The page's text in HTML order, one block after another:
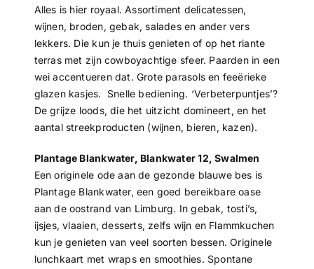
Alles is hier royaal. Assortiment delicatessen,
wijnen, broden, gebak, salades en ander vers
lekkers. Die kun je thuis genieten of op het riante
terras met zijn cowboyachtige sfeer. Paarden in een
wei accentueren dat. Grote parasols en feeërieke
glazen kasjes. Snelle bediening. ‘Verbeterpuntjes’?
De grijze loods, die het uitzicht domineert, en het
aantal streekproducten (wijnen, bieren, kazen).
Plantage Blankwater, Blankwater 12, Swalmen
Een originele ode aan de gezonde blauwe bes is
Plantage Blankwater, een goed bereikbare oase
aan de oostrand van Limburg. In gebak, tosti’s,
ijsjes, vlaaien, desserts, zelfs wijn en Flammkuchen
kun je genieten van veel soorten bessen. Originele
lunchkaart met wraps en smoothies. Spontane